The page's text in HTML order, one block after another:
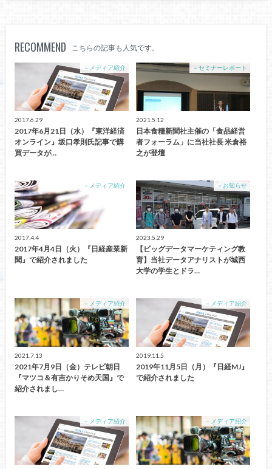
RECOMMEND こちらの記事も人気です。
－メディア紹介
2017.6.29
2017年6月21日（水）『東洋経済
オンライン』坂口孝則氏記事で購
買データが…
－セミナーレポート
2021.5.12
日本食糧新聞社主催の「食品経営
者フォーラム」に当社社長 米倉裕
之が登壇
－メディア紹介
2017.4.4
2017年4月4日（火）『日経産業新
聞』で紹介されました
－お知らせ
2023.5.29
【ビッグデータマーケティング教
育】当社データアナリストが城西
大学の学生とドラ…
－メディア紹介
2021.7.13
2021年7月9日（金）テレビ朝日
『マツコ＆有吉かりそめ天国』で
紹介されまし…
－メディア紹介
2019.11.5
2019年11月5日（月）『日経MJ』
で紹介されました
－メディア紹介 －メディア紹介